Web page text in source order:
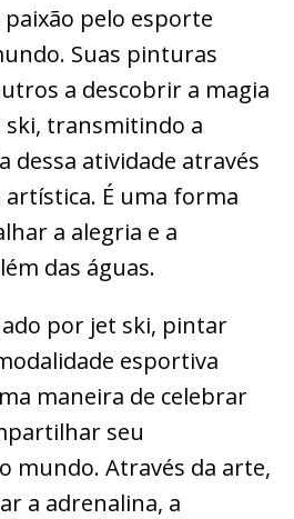
pelo esporte
Suas pinturas
a descobrir a magia
ski, transmitindo a
dessa atividade através
artística. É uma forma
a alegria e a
das águas.
por jet ski, pintar
esportiva
maneira de celebrar
seu
mundo. Através da arte,
a adrenalina, a